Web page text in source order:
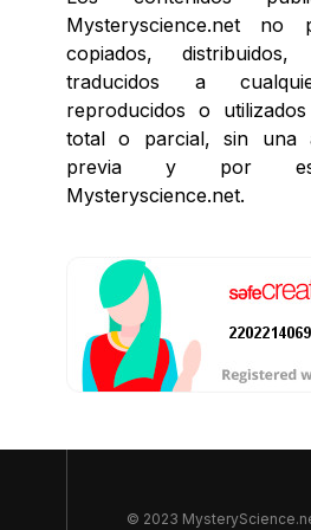
Mysteryscience.net no
copiados, distribuidos,
traducidos a
reproducidos o
total o parcial, sin una
previa y por
Mysteryscience.net.
© 2023